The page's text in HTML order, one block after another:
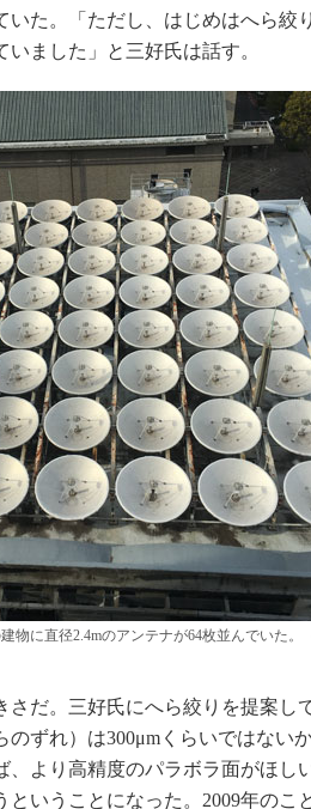
インダストリー4.0
イノベーション
製造業ビッグデータ
メイドインジャパン
植物工場
知財マネジメント
海外生産
グローバル設計・開発
制御セキュリティ
新型コロナへの対応
いた。「ただし、はじめはへら絞
ました」と三好氏は話す。
物に直径2.4mのアンテナが64枚並んでいた。
だ。三好氏にへら絞りを提案し
ずれ）は300μmくらいではない
、より高精度のパラボラ面がほし
いうことになった。2009年のこ